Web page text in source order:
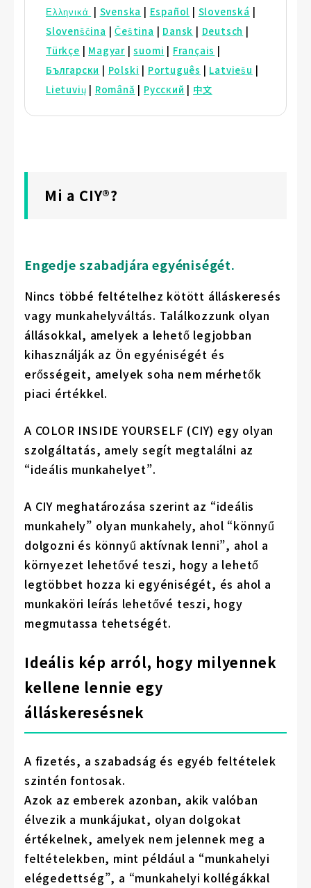
Ελληνικά
Svenska Español Slovenská
Slovenščina |Čeština Dansk Deutsch
Türkçe
Magyar |suomi Français
Български
Polski Português Latviešu
Lietuvių
Română Русский 中文
Mi a CIY®?
Engedje szabadjára egyéniségét.
Nincs többé feltételhez kötött álláskeresés
vagy munkahelyváltás. Találkozzunk olyan
állásokkal, amelyek a lehető legjobban
kihasználják az Ön egyéniségét és
erősségeit, amelyek soha nem mérhetők
piaci értékkel.
A COLOR INSIDE YOURSELF (CIY) egy olyan
szolgáltatás, amely segít megtalálni az
“ideális munkahelyet”.
A CIY meghatározása szerint az “ideális
munkahely” olyan munkahely, ahol “könnyű
dolgozni és könnyű aktívnak lenni”, ahol a
környezet lehetővé teszi, hogy a lehető
legtöbbet hozza ki egyéniségét, és ahol a
munkaköri leírás lehetővé teszi, hogy
megmutassa tehetségét.
Ideális kép arról, hogy milyennek
kellene lennie egy
álláskeresésnek
A fizetés, a szabadság és egyéb feltételek
szintén fontosak.
Azok az emberek azonban, akik valóban
élvezik a munkájukat, olyan dolgokat
értékelnek, amelyek nem jelennek meg a
feltételekben, mint például a “munkahelyi
elégedettség”, a “munkahelyi kollégákkal